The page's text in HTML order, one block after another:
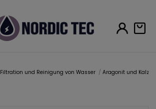
Filtration und Reinigung von Wasser Aragonit und Kalzit